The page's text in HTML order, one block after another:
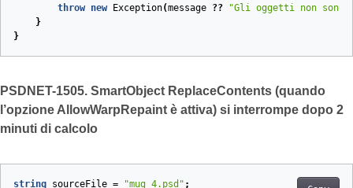
throw new Exception(message ??
"Gli oggetti non sono
}
}
PSDNET-1505. SmartObject ReplaceContents (quando
l’opzione AllowWarpRepaint è attiva) si interrompe dopo 2
minuti di calcolo
string sourceFile = "mug 4.psd" ;